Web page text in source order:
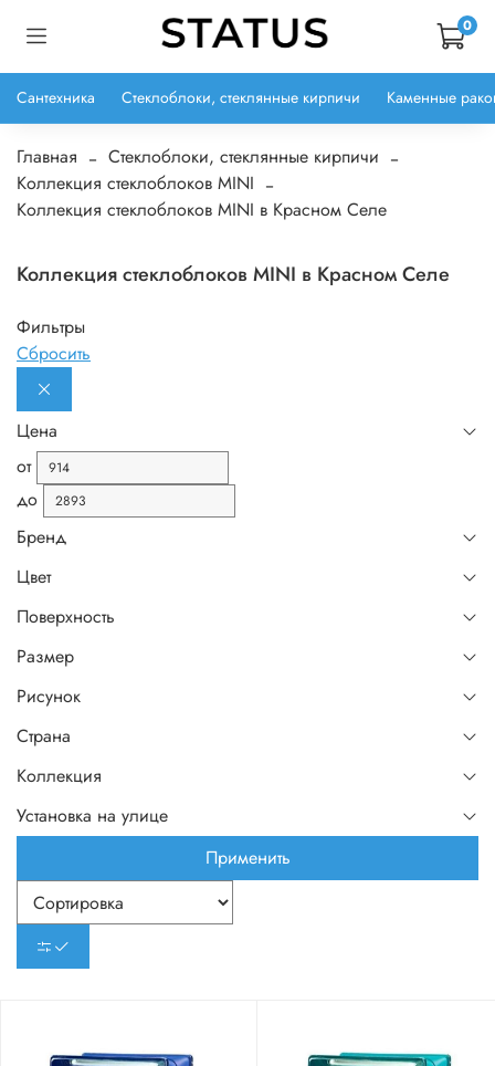
0
Сантехника Стеклоблоки, стеклянные кирпичи Каменные
Главная
Стеклоблоки, стеклянные кирпичи
Коллекция стеклоблоков MINI
Коллекция стеклоблоков MINI в Красном Селе
Коллекция стеклоблоков MINI в Красном Селе
Фильтры
Сбросить
Цена
от
до
Бренд
Цвет
Поверхность
Размер
Рисунок
Страна
Коллекция
Установка на улице
Применить